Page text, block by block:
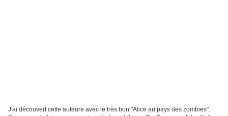
J'ai découvert cette auteure avec le très bon "Alice au pays des zombies".